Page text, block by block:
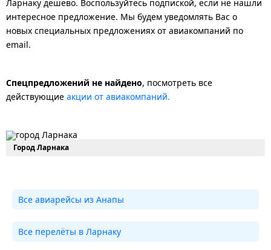
Ларнаку дешево. Воспользуйтесь подпиской, если не нашли
интересное предложение. Мы будем уведомлять Вас о
новых специальных предложениях от авиакомпаний по
email.
Спецпредложений не найдено, посмотреть все
действующие акции от авиакомпаний.
Город Ларнака
Все авиарейсы из Анапы
Все перелёты в Ларнаку